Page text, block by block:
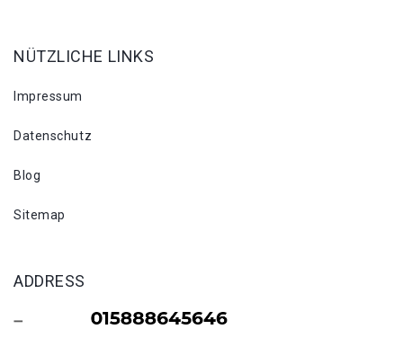
NÜTZLICHE LINKS
Impressum
Datenschutz
Blog
Sitemap
ADDRESS